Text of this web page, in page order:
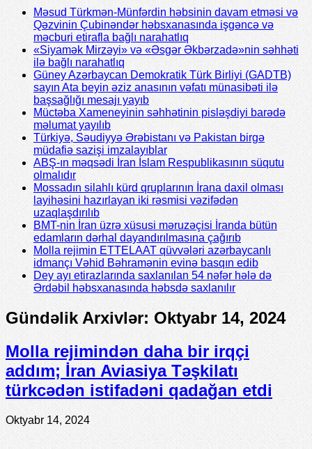
Məsud Türkmən-Münfərdin həbsinin davam etməsi və
Qəzvinin Çubinəndər həbsxanasında işgəncə və
məcburi etirafla bağlı narahatlıq
«Siyamək Mirzəyi» və «Əsgər Əkbərzadə»nin səhhəti
ilə bağlı narahatlıq
Güney Azərbaycan Demokratik Türk Birliyi (GADTB)
sayın Ata beyin əziz anasının vəfatı münasibəti ilə
başsağlığı mesajı yayıb
Müctəba Xameneyinin səhhətinin pisləşdiyi barədə
məlumat yayılıb
Türkiyə, Səudiyyə Ərəbistanı və Pakistan birgə
müdafiə sazişi imzalayıblar
ABŞ-ın məqsədi İran İslam Respublikasının süqutu
olmalıdır
Mossadın silahlı kürd qruplarının İrana daxil olması
layihəsini hazırlayan iki rəsmisi vəzifədən
uzaqlaşdırılıb
BMT-nin İran üzrə xüsusi məruzəçisi İranda bütün
edamların dərhal dayandırılmasına çağırıb
Molla rejimin ETTELAAT qüvvələri azərbaycanlı
idmançı Vəhid Bəhramənin evinə basqın edib
Dey ayı etirazlarında saxlanılan 54 nəfər hələ də
Ərdəbil həbsxanasında həbsdə saxlanılır
Gündəlik Arxivlər:Oktyabr 14, 2024
Molla rejimindən daha bir irqçi
addım; İran Aviasiya Təşkilatı
türkcədən istifadəni qadağan etdi
Oktyabr 14, 2024